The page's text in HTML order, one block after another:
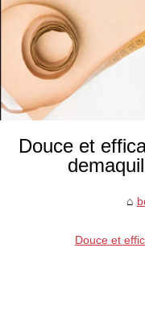
Douce et
Douce et